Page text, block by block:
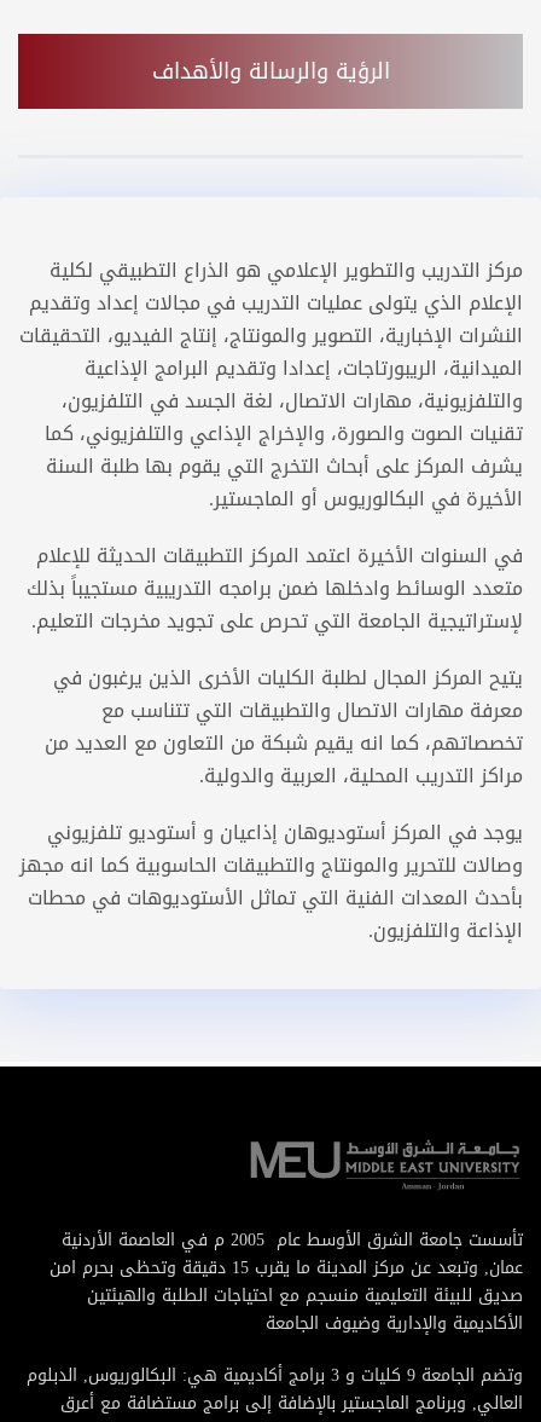
الرؤية والرسالة والأهداف
مركز التدريب والتطوير الإعلامي هو الذراع التطبيقي لكلية
الإعلام الذي يتولى عمليات التدريب في مجالات إعداد وتقديم
النشرات الإخبارية، التصوير والمونتاج، إنتاج الفيديو، التحقيقات
الميدانية، الريبورتاجات، إعدادا وتقديم البرامج الإذاعية
والتلفزيونية، مهارات الاتصال، لغة الجسد في التلفزيون،
تقنيات الصوت والصورة، والإخراج الإذاعي والتلفزيوني، كما
يشرف المركز على أبحاث التخرج التي يقوم بها طلبة السنة
الأخيرة في البكالوريوس أو الماجستير.
في السنوات الأخيرة اعتمد المركز التطبيقات الحديثة للإعلام
متعدد الوسائط وادخلها ضمن برامجه التدريبية مستجيباً بذلك
لإستراتيجية الجامعة التي تحرص على تجويد مخرجات التعليم.
يتيح المركز المجال لطلبة الكليات الأخرى الذين يرغبون في
معرفة مهارات الاتصال والتطبيقات التي تتناسب مع
تخصصاتهم، كما انه يقيم شبكة من التعاون مع العديد من
مراكز التدريب المحلية، العربية والدولية.
يوجد في المركز أستوديوهان إذاعيان و أستوديو تلفزيوني
وصالات للتحرير والمونتاج والتطبيقات الحاسوبية كما انه مجهز
بأحدث المعدات الفنية التي تماثل الأستوديوهات في محطات
الإذاعة والتلفزيون.
تأسست جامعة الشرق الأوسط عام 2005 م في العاصمة الأردنية
عمان, وتبعد عن مركز المدينة ما يقرب 15 دقيقة وتحظى بحرم امن
صديق للبيئة التعليمية منسجم مع احتياجات الطلبة والهيئتين
الأكاديمية والإدارية وضيوف الجامعة
وتضم الجامعة 9 كليات و 3 برامج أكاديمية هي: البكالوريوس, الدبلوم
العالي, وبرنامج الماجستير بالإضافة إلى برامج مستضافة مع أعرق